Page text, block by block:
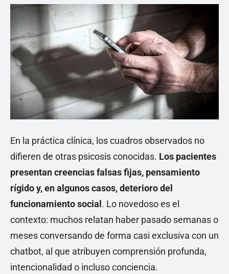
En la práctica clínica, los cuadros observados no
difieren de otras psicosis conocidas. Los pacientes
presentan creencias falsas fijas, pensamiento
rígido y, en algunos casos, deterioro del
funcionamiento social . Lo novedoso es el
contexto: muchos relatan haber pasado semanas o
meses conversando de forma casi exclusiva con un
chatbot, al que atribuyen comprensión profunda,
intencionalidad o incluso conciencia.